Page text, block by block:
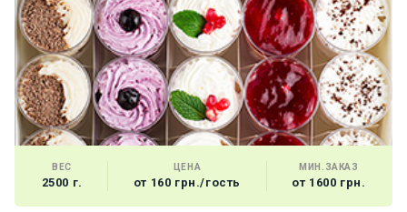
ВЕС
2500 г.
ЦЕНА
от 160 грн./гость
МИН.ЗАКАЗ
от 1600 грн.